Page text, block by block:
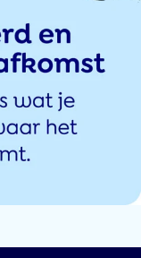
4 nov 2024